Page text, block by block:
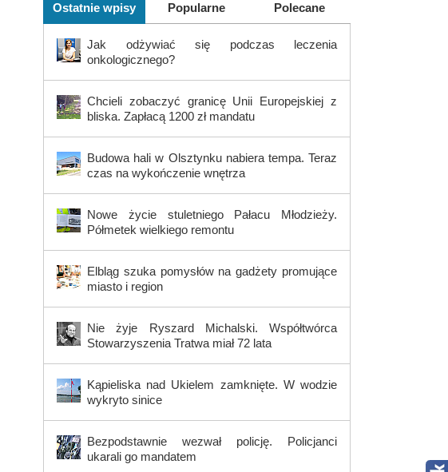
Ostatnie wpisy Popularne Polecane
Jak odżywiać się podczas leczenia
onkologicznego?
Chcieli zobaczyć granicę Unii Europejskiej z
bliska. Zapłacą 1200 zł mandatu
Budowa hali w Olsztynku nabiera tempa. Teraz
czas na wykończenie wnętrza
Nowe życie stuletniego Pałacu Młodzieży.
Półmetek wielkiego remontu
Elbląg szuka pomysłów na gadżety promujące
miasto i region
Nie żyje Ryszard Michalski. Współtwórca
Stowarzyszenia Tratwa miał 72 lata
Kąpieliska nad Ukielem zamknięte. W wodzie
wykryto sinice
Bezpodstawnie wezwał policję. Policjanci
ukarali go mandatem